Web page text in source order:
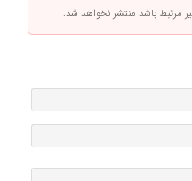
مرتبط باشد منتشر نخواهد شد.